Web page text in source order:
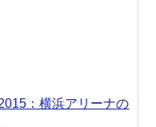
：横浜アリーナの